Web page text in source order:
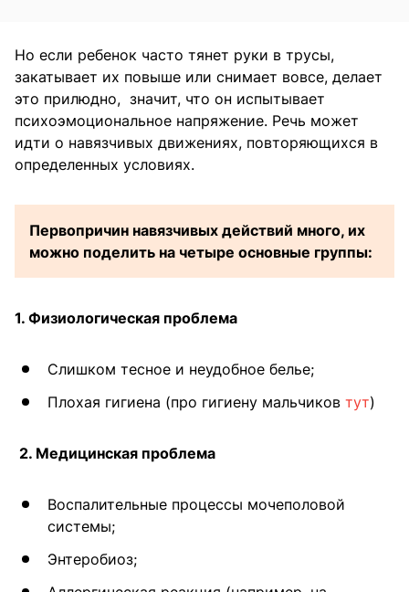
Но если ребенок часто тянет руки в трусы,
закатывает их повыше или снимает вовсе, делает
это прилюдно, значит, что он испытывает
психоэмоциональное напряжение. Речь может
идти о навязчивых движениях, повторяющихся в
определенных условиях.
Первопричин навязчивых действий много, их
можно поделить на четыре основные группы:
1. Физиологическая проблема
Слишком тесное и неудобное белье;
Плохая гигиена (про гигиену мальчиков тут)
2. Медицинская проблема
Воспалительные процессы мочеполовой
системы;
Энтеробиоз;